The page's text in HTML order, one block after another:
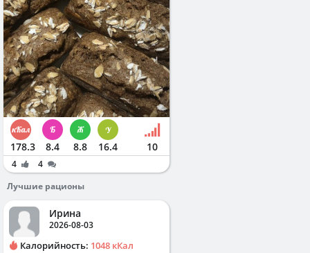
178.3 8.4 8.8 16.4 10
4
4
Лучшие рационы
Ирина
2026-08-03
Калорийность: 1048 кКал